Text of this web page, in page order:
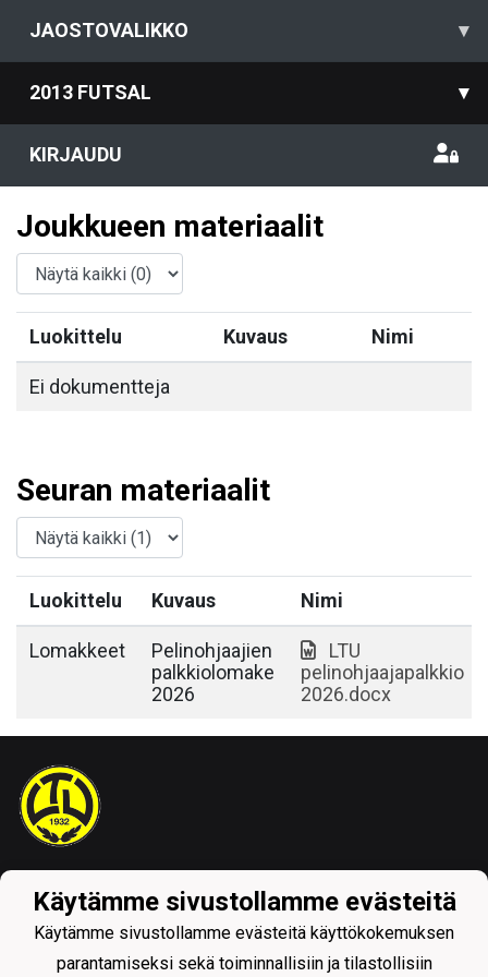
JAOSTOVALIKKO ▾
2013 FUTSAL ▾
KIRJAUDU
Joukkueen materiaalit
Luokittelu Kuvaus Nimi
Ei dokumentteja
Seuran materiaalit
Luokittelu Kuvaus Nimi
Lomakkeet
Pelinohjaajien
palkkiolomake
2026
LTU
pelinohjaajapalkkio
2026.docx
Käytämme sivustollamme evästeitä
Käytämme sivustollamme evästeitä käyttökokemuksen
parantamiseksi sekä toiminnallisiin ja tilastollisiin